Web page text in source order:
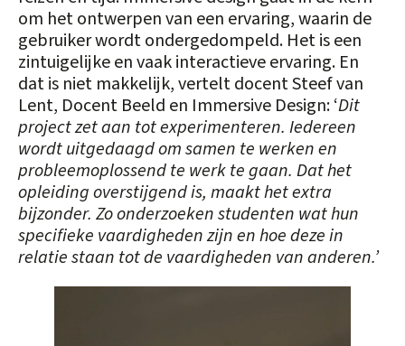
om het ontwerpen van een ervaring, waarin de
gebruiker wordt ondergedompeld. Het is een
zintuigelijke en vaak interactieve ervaring. En
dat is niet makkelijk, vertelt docent Steef van
Lent, Docent Beeld en Immersive Design: ‘Dit
project zet aan tot experimenteren. Iedereen
wordt uitgedaagd om samen te werken en
probleemoplossend te werk te gaan. Dat het
opleiding overstijgend is, maakt het extra
bijzonder. Zo onderzoeken studenten wat hun
specifieke vaardigheden zijn en hoe deze in
relatie staan tot de vaardigheden van anderen.’